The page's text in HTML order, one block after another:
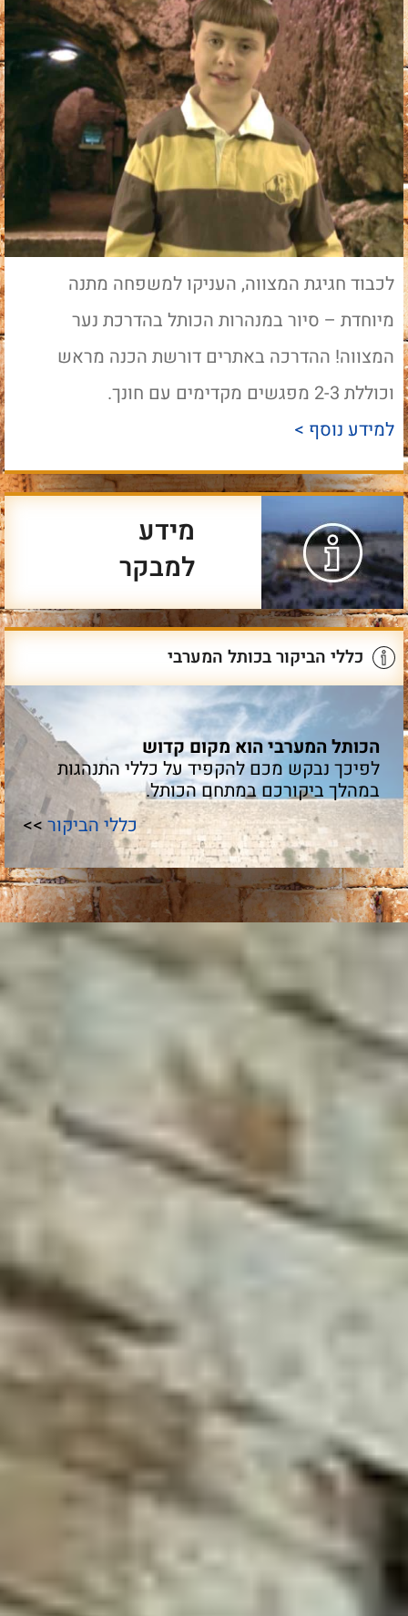
לכבוד חגיגת המצווה, העניקו למשפחה מתנה
מיוחדת – סיור במנהרות הכותל בהדרכת נער
המצווה! ההדרכה באתרים דורשת הכנה מראש
וכוללת 2-3 מפגשים מקדימים עם חונך.
למידע נוסף >
מידע
למבקר
כללי הביקור בכותל המערבי
הכותל המערבי הוא מקום קדוש
לפיכך נבקש מכם להקפיד על כללי התנהגות
במהלך ביקורכם במתחם הכותל.
כללי הביקור >>